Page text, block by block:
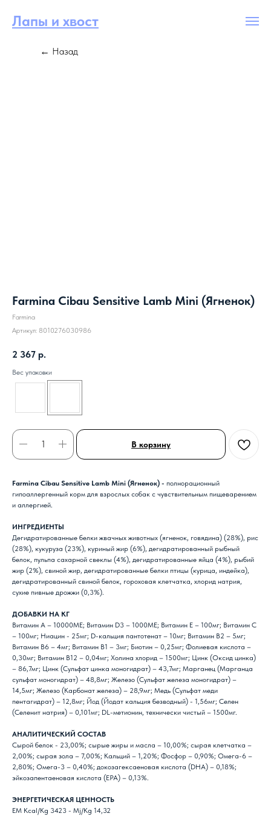
Лапы и хвост
← Назад
Farmina Cibau Sensitive Lamb Mini (Ягненок)
Farmina
Артикул: 8010276030986
2 367 р.
Вес упаковки
В корзину
Farmina Cibau Sensitive Lamb Mini (Ягненок) - полнорационный
гипоаллергенный корм для взрослых собак с чувствительным пищеварением
и аллергией.
ИНГРЕДИЕНТЫ
Дегидратированные белки жвачных животных (ягненок, говядина) (28%), рис
(28%), кукуруза (23%), куриный жир (6%), дегидратированный рыбный
белок, пульпа сахарной свеклы (4%), дегидратированные яйца (4%), рыбий
жир (2%), свиной жир, дегидратированные белки птицы (курица, индейка),
дегидратированный свиной белок, гороховая клетчатка, хлорид натрия,
сухие пивные дрожжи (0,3%).
ДОБАВКИ НА КГ
Витамин А – 10000ME; Витамин D3 – 1000ME; Витамин Е – 100мг; Витамин С
– 100мг; Ниацин - 25мг; D-кальция пантотенат – 10мг; Витамин В2 – 5мг;
Витамин В6 – 4мг; Витамин В1 – 3мг; Биотин – 0,25мг; Фолиевая кислота –
0,30мг; Витамин В12 – 0,04мг; Холина хлорид – 1500мг; Цинк (Оксид цинка)
– 86,7мг; Цинк (Сульфат цинка моногидрат) – 43,7мг; Марганец (Марганца
сульфат моногидрат) – 48,8мг; Железо (Сульфат железа моногидрат) –
14,5мг; Железо (Карбонат железа) – 28,9мг; Медь (Сульфат меди
пентагидрат) – 12,8мг; Йод (Йодат кальция безводный) - 1,56мг; Селен
(Селенит натрия) – 0,101мг; DL-метионин, технически чистый – 1500мг.
АНАЛИТИЧЕСКИЙ СОСТАВ
Сырой белок - 23,00%; сырые жиры и масла – 10,00%; сырая клетчатка –
2,00%; сырая зола – 7,00%; Кальций – 1,20%; Фосфор – 0,90%; Омега-6 –
2,80%; Омега-3 – 0,40%; докозагексаеновая кислота (DHA) – 0,18%;
эйкозапентаеновая кислота (EPA) – 0,13%.
ЭНЕРГЕТИЧЕСКАЯ ЦЕННОСТЬ
EM Kcal/Kg 3423 - Mj/Kg 14,32